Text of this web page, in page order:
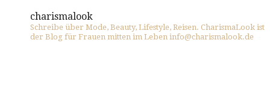
charismalook
Schreibe über Mode, Beauty, Lifestyle, Reisen. CharismaLook ist
der Blog für Frauen mitten im Leben info@charismalook.de